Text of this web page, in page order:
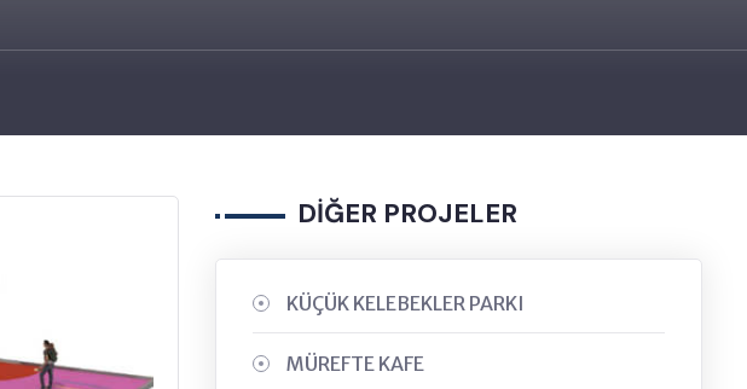
DİĞER PROJELER
KÜÇÜK KELEBEKLER PARKI
MÜREFTE KAFE